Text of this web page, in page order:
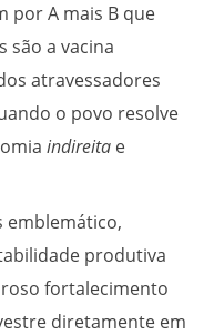
por A mais B que
são a vacina
atravessadores
o povo resolve
indireita e
emblemático,
produtiva
fortalecimento
diretamente em